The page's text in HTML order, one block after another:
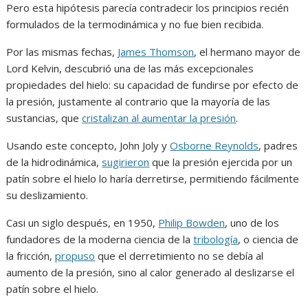
Pero esta hipótesis parecía contradecir los principios recién
formulados de la termodinámica y no fue bien recibida.
Por las mismas fechas, James Thomson, el hermano mayor de
Lord Kelvin, descubrió una de las más excepcionales
propiedades del hielo: su capacidad de fundirse por efecto de
la presión, justamente al contrario que la mayoría de las
sustancias, quecristalizan al aumentar la presión.
Usando este concepto, John Joly yOsborne Reynolds, padres
de la hidrodinámica,sugirieron que la presión ejercida por un
patín sobre el hielo lo haría derretirse, permitiendo fácilmente
su deslizamiento.
Casi un siglo después, en 1950, Philip Bowden, uno de los
fundadores de la moderna ciencia de latribología, o ciencia de
la fricción,propuso que el derretimiento no se debía al
aumento de la presión, sino al calor generado al deslizarse el
patín sobre el hielo.